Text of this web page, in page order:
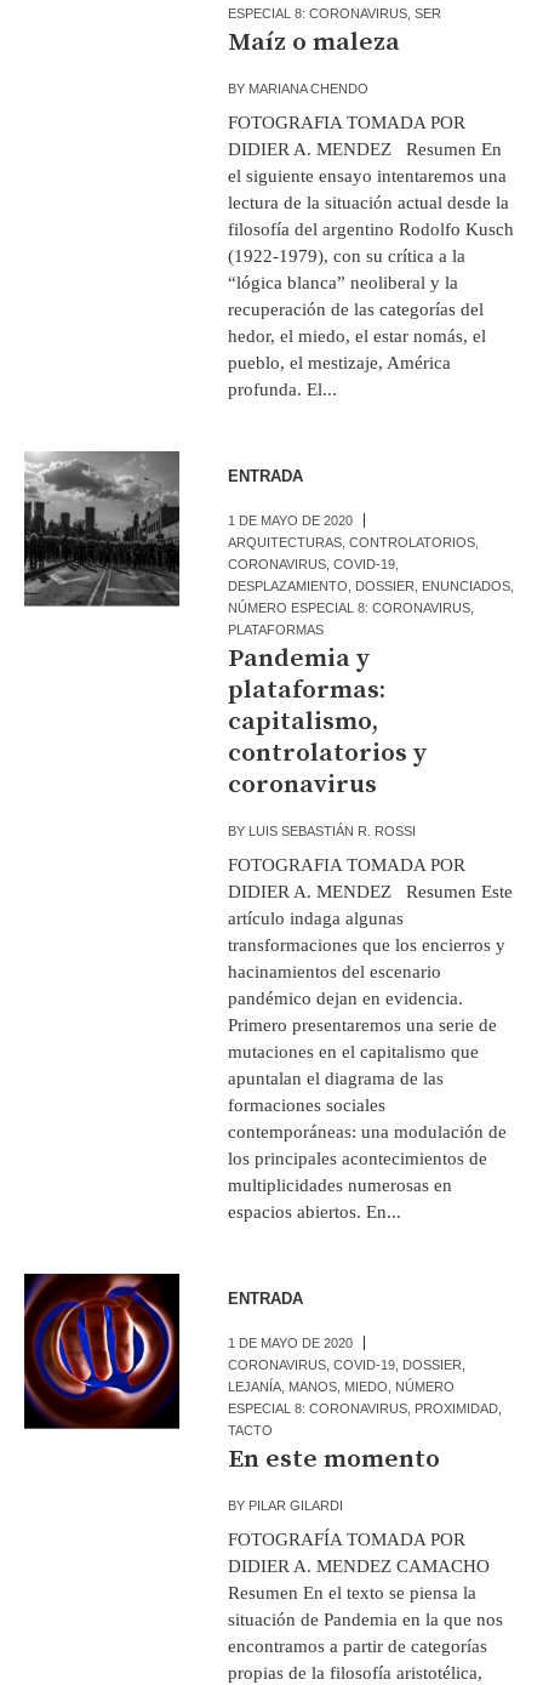
ESPECIAL 8: CORONAVIRUS ,SER
Maíz o maleza
BY MARIANA CHENDO
FOTOGRAFIA TOMADA POR
DIDIER A. MENDEZ Resumen En
el siguiente ensayo intentaremos una
lectura de la situación actual desde la
filosofía del argentino Rodolfo Kusch
(1922-1979), con su crítica a la
“lógica blanca” neoliberal y la
recuperación de las categorías del
hedor, el miedo, el estar nomás, el
pueblo, el mestizaje, América
profunda. El...
ENTRADA
1 DE MAYO DE 2020
ARQUITECTURAS ,CONTROLATORIOS
CORONAVIRUS ,COVID-19
DESPLAZAMIENTO
DOSSIER ENUNCIADOS
NÚMERO ESPECIAL 8: CORONAVIRUS
PLATAFORMAS
Pandemia y
plataformas:
capitalismo,
controlatorios y
coronavirus
BY LUIS SEBASTIÁN R. ROSSI
FOTOGRAFIA TOMADA POR
DIDIER A. MENDEZ Resumen Este
artículo indaga algunas
transformaciones que los encierros y
hacinamientos del escenario
pandémico dejan en evidencia.
Primero presentaremos una serie de
mutaciones en el capitalismo que
apuntalan el diagrama de las
formaciones sociales
contemporáneas: una modulación de
los principales acontecimientos de
multiplicidades numerosas en
espacios abiertos. En...
ENTRADA
1 DE MAYO DE 2020
CORONAVIRUS ,COVID-19 DOSSIER
LEJANÍA MANOS MIEDO
NÚMERO
ESPECIAL 8: CORONAVIRUS PROXIMIDAD
TACTO
En este momento
BY PILAR GILARDI
FOTOGRAFÍA TOMADA POR
DIDIER A. MENDEZ CAMACHO
Resumen En el texto se piensa la
situación de Pandemia en la que nos
encontramos a partir de categorías
propias de la filosofía aristotélica,